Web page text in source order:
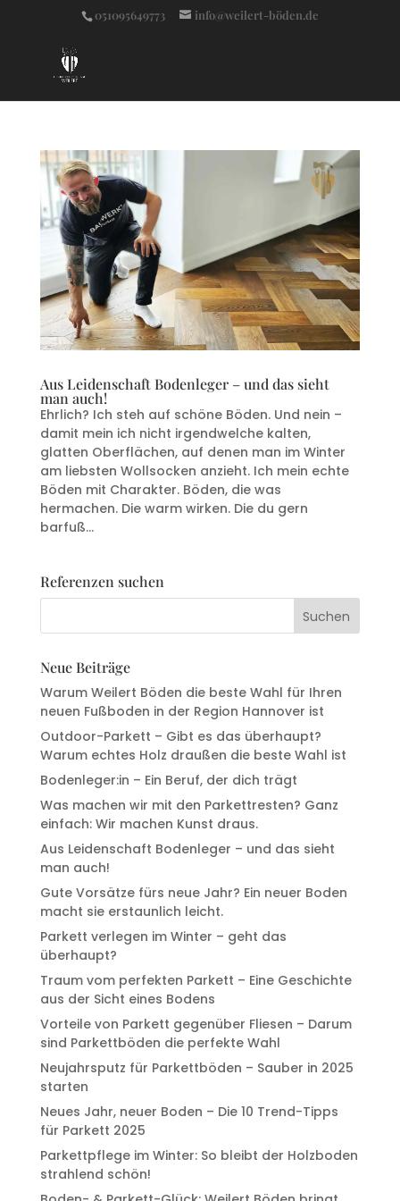
051095649773 info@weilert-böden.de
Aus Leidenschaft Bodenleger – und das sieht
man auch!
Ehrlich? Ich steh auf schöne Böden. Und nein –
damit mein ich nicht irgendwelche kalten,
glatten Oberflächen, auf denen man im Winter
am liebsten Wollsocken anzieht. Ich mein echte
Böden mit Charakter. Böden, die was
hermachen. Die warm wirken. Die du gern
barfuß...
Referenzen suchen
Neue Beiträge
Warum Weilert Böden die beste Wahl für Ihren
neuen Fußboden in der Region Hannover ist
Outdoor-Parkett – Gibt es das überhaupt?
Warum echtes Holz draußen die beste Wahl ist
Bodenleger:in – Ein Beruf, der dich trägt
Was machen wir mit den Parkettresten? Ganz
einfach: Wir machen Kunst draus.
Aus Leidenschaft Bodenleger – und das sieht
man auch!
Gute Vorsätze fürs neue Jahr? Ein neuer Boden
macht sie erstaunlich leicht.
Parkett verlegen im Winter – geht das
überhaupt?
Traum vom perfekten Parkett – Eine Geschichte
aus der Sicht eines Bodens
Vorteile von Parkett gegenüber Fliesen – Darum
sind Parkettböden die perfekte Wahl
Neujahrsputz für Parkettböden – Sauber in 2025
starten
Neues Jahr, neuer Boden – Die 10 Trend-Tipps
für Parkett 2025
Parkettpflege im Winter: So bleibt der Holzboden
strahlend schön!